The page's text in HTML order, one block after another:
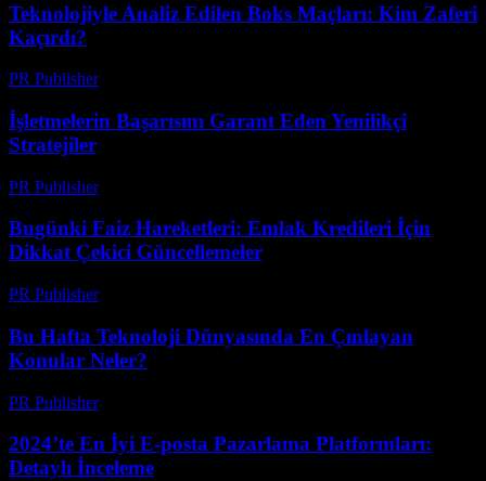
Teknolojiyle Analiz Edilen Boks Maçları: Kim Zaferi
Kaçırdı?
PR Publisher-
İşletmelerin Başarısını Garant Eden Yenilikçi
Stratejiler
PR Publisher-
Bugünki Faiz Hareketleri: Emlak Kredileri İçin
Dikkat Çekici Güncellemeler
PR Publisher-
Bu Hafta Teknoloji Dünyasında En Çınlayan
Konular Neler?
PR Publisher-
2024’te En İyi E-posta Pazarlama Platformları:
Detaylı İnceleme